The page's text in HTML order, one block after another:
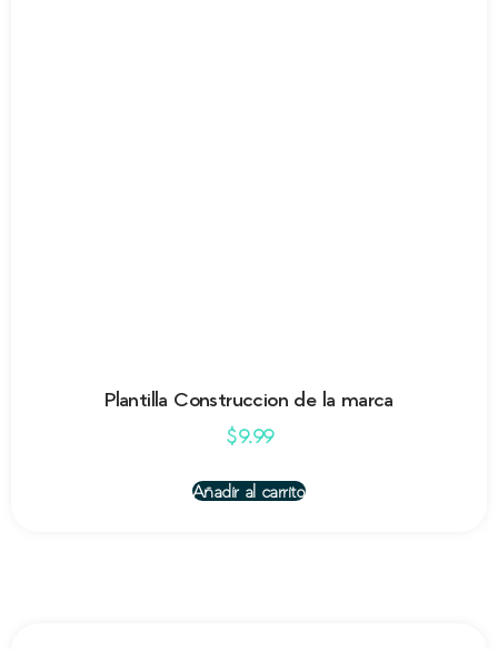
Plantilla Construccion de la marca
$9.99
Añadir al carrito